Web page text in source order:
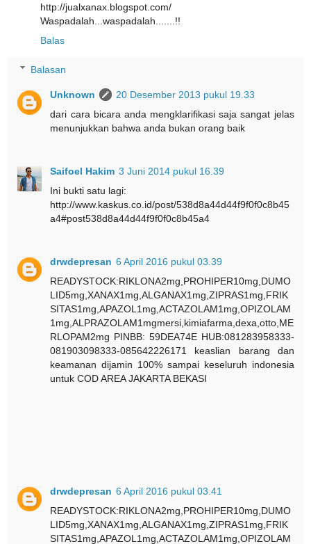
http://jualxanax.blogspot.com/
Waspadalah...waspadalah.......!!
Balas
Balasan
Unknown
20 Desember 2013 pukul 19.33
dari cara bicara anda mengklarifikasi saja sangat jelas
menunjukkan bahwa anda bukan orang baik
Saifoel Hakim 3 Juni 2014 pukul 16.39
Ini bukti satu lagi:
http://www.kaskus.co.id/post/538d8a44d44f9f0f0c8b45
a4#post538d8a44d44f9f0f0c8b45a4
drwdepresan 6 April 2016 pukul 03.39
READYSTOCK:RIKLONA2mg,PROHIPER10mg,DUMO
LID5mg,XANAX1mg,ALGANAX1mg,ZIPRAS1mg,FRIK
SITAS1mg,APAZOL1mg,ACTAZOLAM1mg,OPIZOLAM
1mg,ALPRAZOLAM1mgmersi,kimiafarma,dexa,otto,ME
RLOPAM2mg PINBB: 59DEA74E HUB:081283958333-
081903098333-085642226171 keaslian barang dan
keamanan dijamin 100% sampai keseluruh indonesia
untuk COD AREA JAKARTA BEKASI
drwdepresan 6 April 2016 pukul 03.41
READYSTOCK:RIKLONA2mg,PROHIPER10mg,DUMO
LID5mg,XANAX1mg,ALGANAX1mg,ZIPRAS1mg,FRIK
SITAS1mg,APAZOL1mg,ACTAZOLAM1mg,OPIZOLAM